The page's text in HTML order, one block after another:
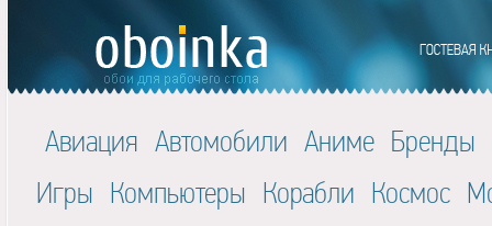
Авиация Автомобили Аниме Бренды
Игры Компьютеры Корабли Космос